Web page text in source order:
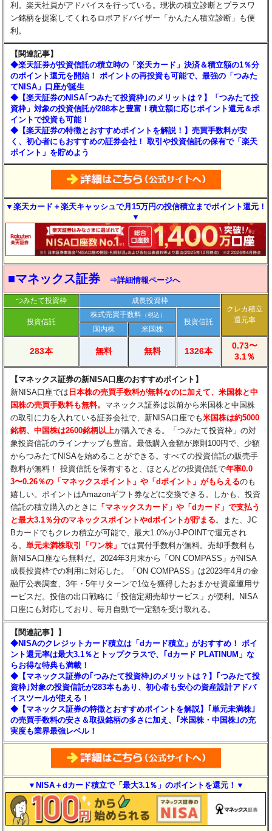
利。楽天社員がアドバイスを行っている。現状の積立診断とプラスワ
ン銘柄を提案してくれるロボアドバイザー「かんたん積立診断」も便
利。
【関連記事】
◆楽天証券が投資信託の積立時の「楽天カード」決済＆積立額の1％分
のポイント還元を開始！ ポイントの再投資も可能で、最強の「つみた
てNISA」口座が誕生
◆【楽天証券のNISA｢つみたて投資枠｣のメリットは？】「つみたて投
資枠」対象の投資信託が288本と豊富！積立額に応じポイント還元＆ポ
イントで投資も可能！
◆【楽天証券の特徴とおすすめポイントを解説！】売買手数料が安
く、初心者にもおすすめの証券会社！ 取引や投資信託の保有で「楽天
ポイント」を貯めよう
▼楽天カード＋楽天キャッシュで月15万円の投信積立までポイント還元！
▼
■マネックス証券 ⇒詳細情報ページへ
つみたて投資枠
成長投資枠
クレカ積立
還元率
投資信託
株式売買手数料（税込）
投資信託
国内株
米国株
283本 無料 無料 1326本
0.73〜
3.1％
【マネックス証券の新NISA口座のおすすめポイント】
新NISA口座では 日本株の売買手数料が無料なのに加えて、米国株と中
国株の売買手数料も無料。 マネックス証券は以前から米国株と中国株
の取引に力を入れている証券会社で、新NISA口座でも米国株は約5000
銘柄、中国株は2600銘柄以上が購入できる。「つみたて投資枠」の対
象投資信託のラインナップも豊富。最低購入金額が原則100円で、少額
からつみたてNISAを始めることができる。すべての投資信託の販売手
数料が無料！ 投資信託を保有すると、ほとんどの投資信託で年率0.0
3〜0.26％の「マネックスポイント」や「dポイント」がもらえる​のも
嬉しい。ポイントはAmazonギフト券などに交換できる。しかも、投資
信託の積立購入のときに 「マネックスカード」や「dカード」で支払う
と最大3.1％分のマネックスポイントやdポイントが貯まる。また、JC
Bカードでもクレカ積立が可能で、最大1.0%がJ-POINTで還元され
る。単元未満株取引「ワン株」では買付手数料が無料。売却手数料も
新NISA口座なら無料だ。2024年3月末から「ON COMPASS」がNISA
成長投資枠での利用に対応した。「ON COMPASS」は2023年4月の金
融庁公表調査、3年・5年リターンで1位を獲得したおまかせ資産運用サ
ービスだ。投信の出口戦略に「投信定期売却サービス」が便利。NISA
口座にも対応しており、毎月自動で一定額を受け取れる。
【関連記事】】
◆NISAのクレジットカード積立は「dカード積立」がおすすめ！ ポイ
ント還元率は最大3.1％とトップクラスで、｢dカード PLATINUM」な
らお得な特典も満載！
◆【マネックス証券の｢つみたて投資枠｣のメリットは？】｢つみたて投
資枠｣対象の投資信託が283本もあり、初心者も安心の資産設計アドバ
イスツールが使える！
◆【マネックス証券の特徴とおすすめポイントを解説】｢単元未満株｣
の売買手数料の安さ＆取扱銘柄の多さに加え、｢米国株・中国株｣の充
実度も業界最強レベル！
▼NISA＋dカード積立で「最大3.1％」のポイントを還元！▼